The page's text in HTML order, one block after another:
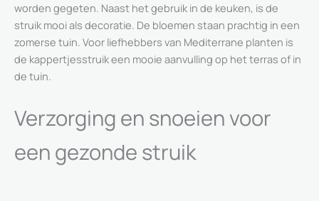
worden gegeten. Naast het gebruik in de keuken, is de
struik mooi als decoratie. De bloemen staan prachtig in een
zomerse tuin. Voor liefhebbers van Mediterrane planten is
de kappertjesstruik een mooie aanvulling op het terras of in
de tuin.
Verzorging en snoeien voor
een gezonde struik